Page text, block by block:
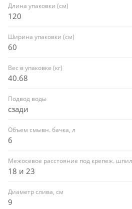
Длина упаковки (см)
120
Ширина упаковки (см)
60
Вес в упаковке (кг)
40.68
Подвод воды
сзади
Объем смывн. бачка, л
6
Межосевое расстояние под крепеж.
18 и 23
Диаметр слива, см
9